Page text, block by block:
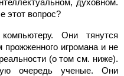
этот вопрос?
Они тянутся
игромана и не
(о том см. ниже).
очередь ученые. Они